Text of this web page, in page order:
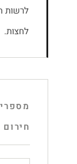
לרשות
לחצות.
חירום